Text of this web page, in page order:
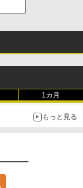
1カ月
もっと見る